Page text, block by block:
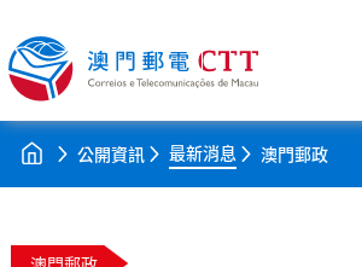
公開資訊 最新消息 澳門郵政